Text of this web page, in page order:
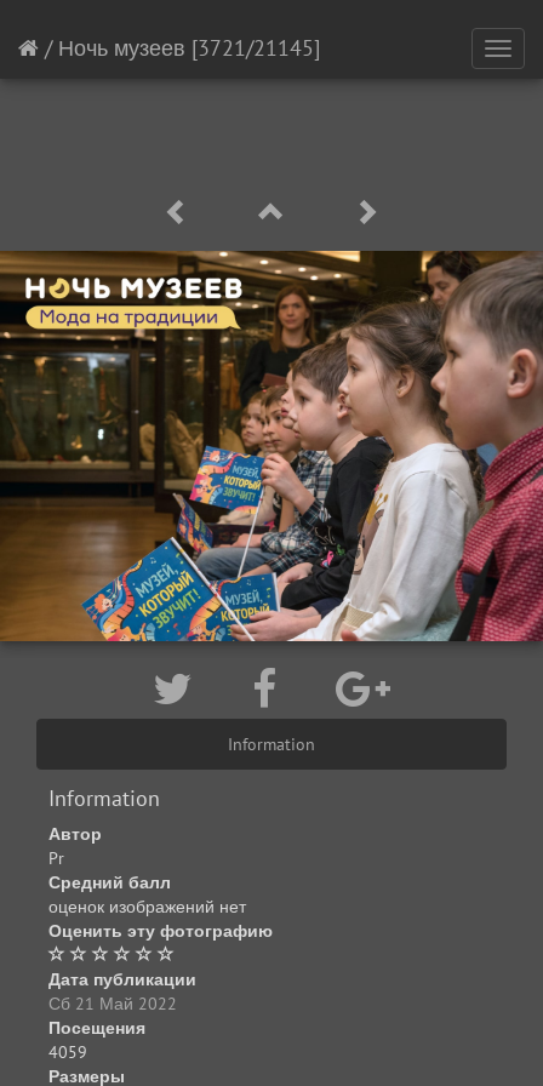
/ Ночь музеев [3721/21145]
Information
Information
Автор
Pr
Средний балл
оценок изображений нет
Оценить эту фотографию
Дата публикации
Сб 21 Май 2022
Посещения
4059
Размеры